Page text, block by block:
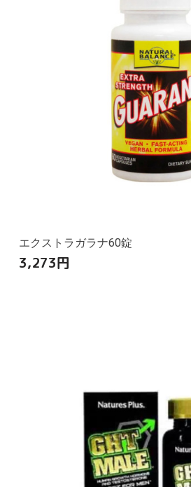
エクストラガラナ60錠
3,273円